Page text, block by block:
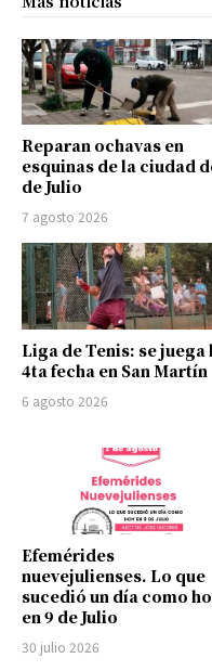
Reparan ochavas en
esquinas de la ciudad
de Julio
7 agosto 2026
Liga de Tenis: se juega
4ta fecha en San Martín
6 agosto 2026
Efemérides
nuevejulienses. Lo que
sucedió un día como
en 9 de Julio
30 julio 2026